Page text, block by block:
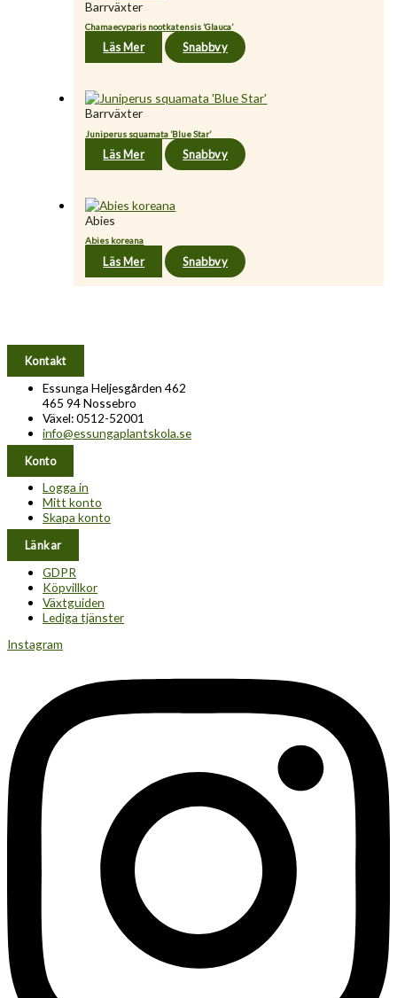
Barrväxter
Chamaecyparis nootkatensis ’Glauca’
Läs Mer Snabbvy
Barrväxter
Juniperus squamata ’Blue Star’
Läs Mer Snabbvy
Abies
Abies koreana
Läs Mer Snabbvy
Kontakt
Essunga Heljesgården 462
465 94 Nossebro
Växel: 0512-52001
info@essungaplantskola.se
Konto
Logga in
Mitt konto
Skapa konto
Länkar
GDPR
Köpvillkor
Växtguiden
Lediga tjänster
Instagram